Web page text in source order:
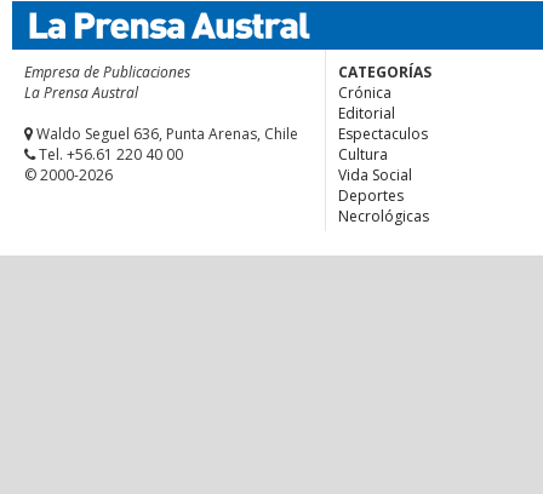
Empresa de Publicaciones
La Prensa Austral
Waldo Seguel 636, Punta Arenas, Chile
Tel. +56.61 220 40 00
© 2000-2026
CATEGORÍAS
Crónica
Editorial
Espectaculos
Cultura
Vida Social
Deportes
Necrológicas